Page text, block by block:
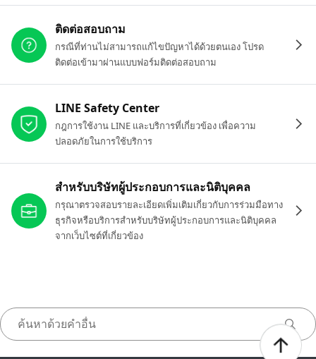
ติดต่อสอบถาม
กรณีที่ท่านไม่สามารถแก้ไขปัญหาได้ด้วยตนเอง โปรด
ติดต่อเข้ามาผ่านแบบฟอร์มติดต่อสอบถาม
LINE Safety Center
กฎการใช้งาน LINE และบริการที่เกี่ยวข้อง เพื่อความ
ปลอดภัยในการใช้บริการ
สำหรับบริษัทผู้ประกอบการและนิติบุคคล
กรุณาตรวจสอบรายละเอียดเพิ่มเติมเกี่ยวกับการร่วมมือทาง
ธุรกิจหรือบริการสำหรับบริษัทผู้ประกอบการและนิติบุคคล
จากเว็บไซต์ที่เกี่ยวข้อง